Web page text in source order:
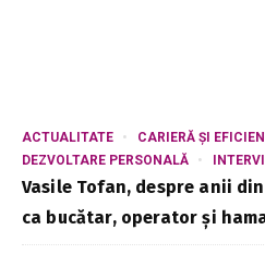
ACTUALITATE
CARIERĂ ȘI
DEZVOLTARE PERSONALĂ
Vasile Tofan, despre anii
ca bucătar, operator și